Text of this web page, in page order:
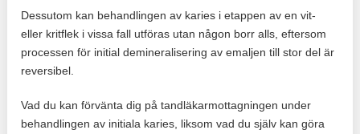
Dessutom kan behandlingen av karies i etappen av en vit-
eller kritflek i vissa fall utföras utan någon borr alls, eftersom
processen för initial demineralisering av emaljen till stor del är
reversibel.
Vad du kan förvänta dig på tandläkarmottagningen under
behandlingen av initiala karies, liksom vad du själv kan göra